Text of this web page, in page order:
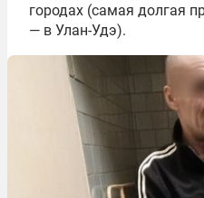
городах (самая долгая
— в Улан-Удэ).